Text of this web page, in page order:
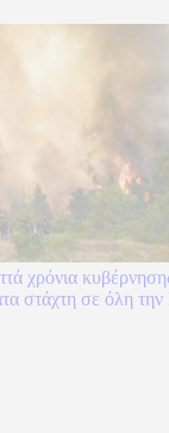
χρόνια
στάχτη σε όλη